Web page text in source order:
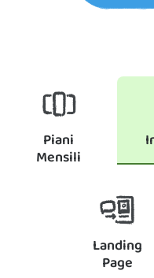
Piani
Mensili
Landing
Page